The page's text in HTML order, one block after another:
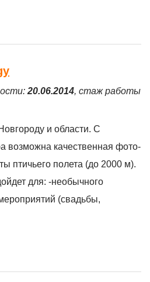
20.06.2014, стаж работы
и области. С
возможна качественная фото-
птичьего полета (до 2000 м).
для: -необычного
(свадьбы,